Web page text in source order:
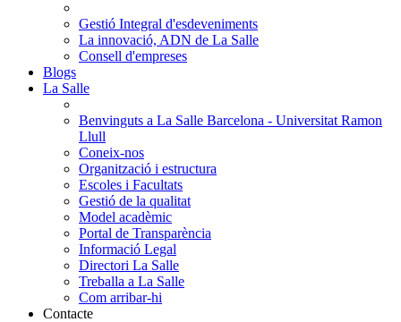
Gestió Integral d'esdeveniments
La innovació, ADN de La Salle
Consell d'empreses
Blogs
La Salle
Benvinguts a La Salle Barcelona - Universitat Ramon
Llull
Coneix-nos
Organització i estructura
Escoles i Facultats
Gestió de la qualitat
Model acadèmic
Portal de Transparència
Informació Legal
Directori La Salle
Treballa a La Salle
Com arribar-hi
Contacte